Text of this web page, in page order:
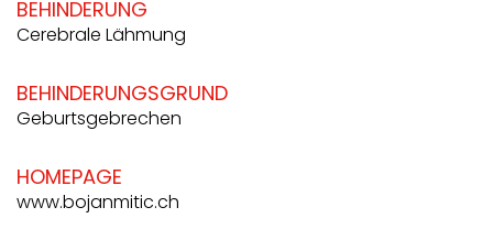
BEHINDERUNG
Cerebrale Lähmung
BEHINDERUNGSGRUND
Geburtsgebrechen
HOMEPAGE
www.bojanmitic.ch